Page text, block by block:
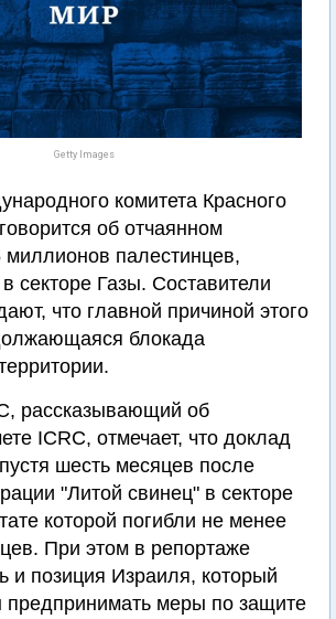
Getty Images
комитета Красного
об отчаянном
палестинцев,
секторе Газы. Составители
что главной причиной этого
блокада
рассказывающий об
ICRC, отмечает, что доклад
шесть месяцев после
"Литой свинец" в секторе
которой погибли не менее
При этом в репортаже
и позиция Израиля, который
меры по защите